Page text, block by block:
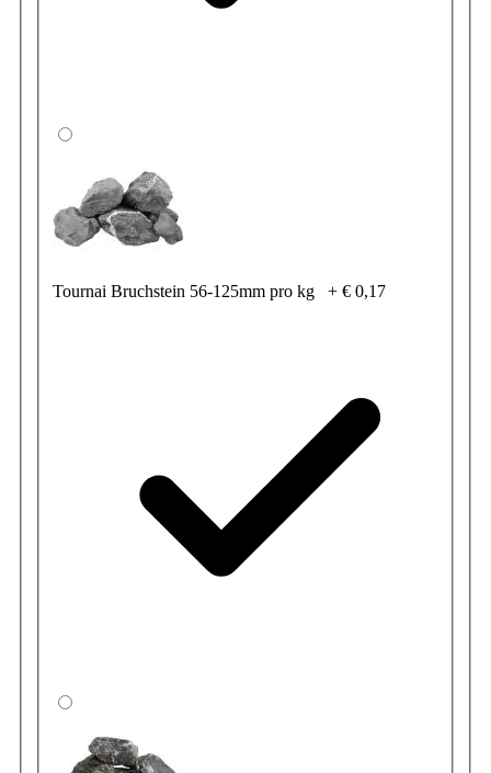
Tournai Bruchstein 56-125mm pro kg + € 0,17